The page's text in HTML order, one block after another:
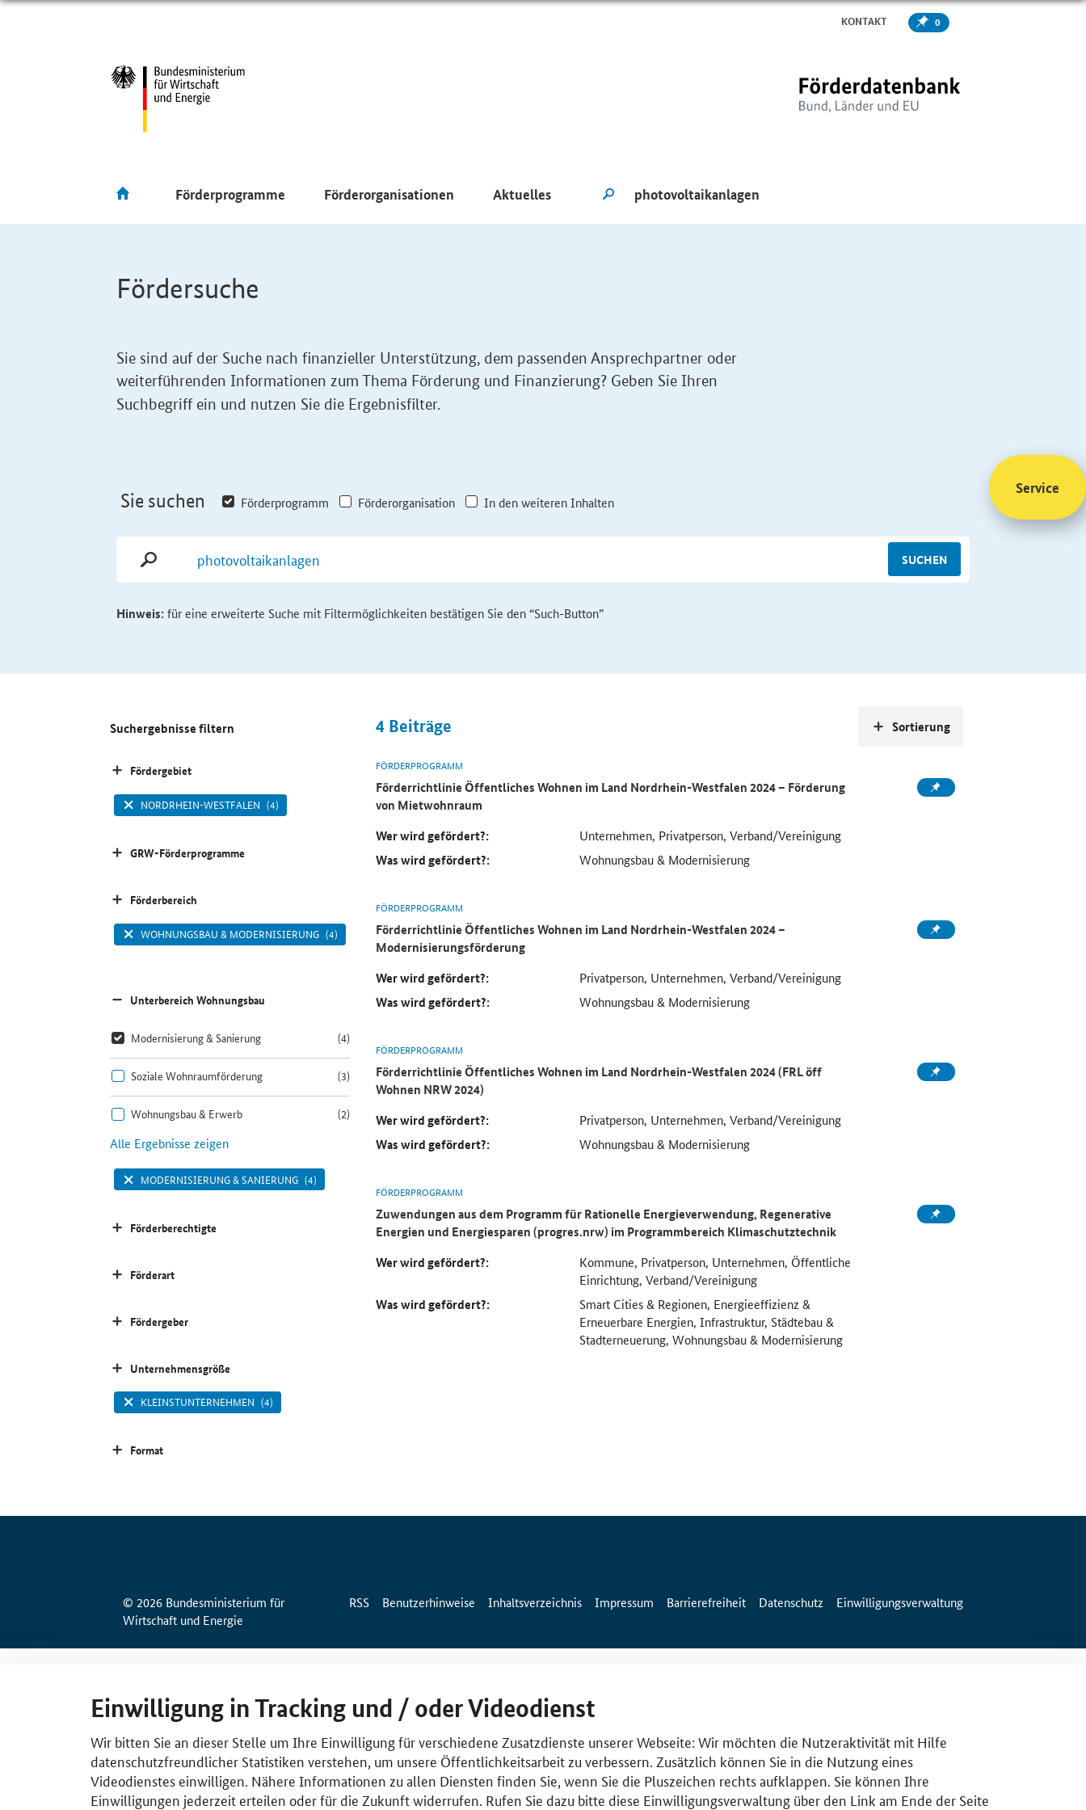
KONTAKT 0
Förderprogramme Förderorganisationen Aktuelles
Fördersuche
Sie sind auf der Suche nach finanzieller Unterstützung, dem passenden Ansprechpartner oder
weiterführenden Informationen zum Thema Förderung und Finanzierung? Geben Sie Ihren
Suchbegriff ein und nutzen Sie die Ergebnisfilter.
Sie suchen Förderprogramm Förderorganisation In den weiteren Inhalten
SUCHEN
Hinweis:für eine erweiterte Suche mit Filtermöglichkeiten bestätigen Sie den “Such-Button”
4 Beiträge
FÖRDERPROGRAMM
Förderrichtlinie Öffentliches Wohnen im Land Nordrhein-Westfalen 2024 – Förderung
von Mietwohnraum
Wer wird gefördert?:
Unternehmen, Privatperson, Verband/Vereinigung
Was wird gefördert?: Wohnungsbau & Modernisierung
FÖRDERPROGRAMM
Förderrichtlinie Öffentliches Wohnen im Land Nordrhein-Westfalen 2024 –
Modernisierungsförderung
Wer wird gefördert?:
Privatperson, Unternehmen, Verband/Vereinigung
Was wird gefördert?: Wohnungsbau & Modernisierung
FÖRDERPROGRAMM
Förderrichtlinie Öffentliches Wohnen im Land Nordrhein-Westfalen 2024 (FRL öff
Wohnen NRW 2024)
Wer wird gefördert?:
Privatperson, Unternehmen, Verband/Vereinigung
Was wird gefördert?: Wohnungsbau & Modernisierung
FÖRDERPROGRAMM
Zuwendungen aus dem Programm für Rationelle Energieverwendung, Regenerative
Energien und Energiesparen (progres.nrw) im Programmbereich Klimaschutztechnik
Wer wird gefördert?:
Kommune, Privatperson, Unternehmen, Öffentliche
Einrichtung, Verband/Vereinigung
Was wird gefördert?:
Smart Cities & Regionen, Energieeffizienz &
Erneuerbare Energien, Infrastruktur, Städtebau &
Stadterneuerung, Wohnungsbau & Modernisierung
Sortierung
Suchergebnisse filtern
Fördergebiet
NORDRHEIN-WESTFALEN (4)
GRW-Förderprogramme
Förderbereich
WOHNUNGSBAU & MODERNISIERUNG (4)
Unterbereich Wohnungsbau
Modernisierung & Sanierung (4)
Soziale Wohnraumförderung (3)
Wohnungsbau & Erwerb (2)
Alle Ergebnisse zeigen
MODERNISIERUNG & SANIERUNG (4)
Förderberechtigte
Förderart
Fördergeber
Unternehmensgröße
KLEINSTUNTERNEHMEN (4)
Format
Service
© 2026 Bundesministerium für
Wirtschaft und Energie
RSS Benutzerhinweise Inhaltsverzeichnis Impressum Barrierefreiheit Datenschutz Einwilligungsverwaltung
Einwilligung in Tracking und / oder Videodienst
Wir bitten Sie an dieser Stelle um Ihre Einwilligung für verschiedene Zusatzdienste unserer Webseite: Wir möchten die Nutzeraktivität mit Hilfe
datenschutzfreundlicher Statistiken verstehen, um unsere Öffentlichkeitsarbeit zu verbessern. Zusätzlich können Sie in die Nutzung eines
Videodienstes einwilligen. Nähere Informationen zu allen Diensten finden Sie, wenn Sie die Pluszeichen rechts aufklappen. Sie können Ihre
Einwilligungen jederzeit erteilen oder für die Zukunft widerrufen. Rufen Sie dazu bitte diese Einwilligungsverwaltung über den Link am Ende der Seite